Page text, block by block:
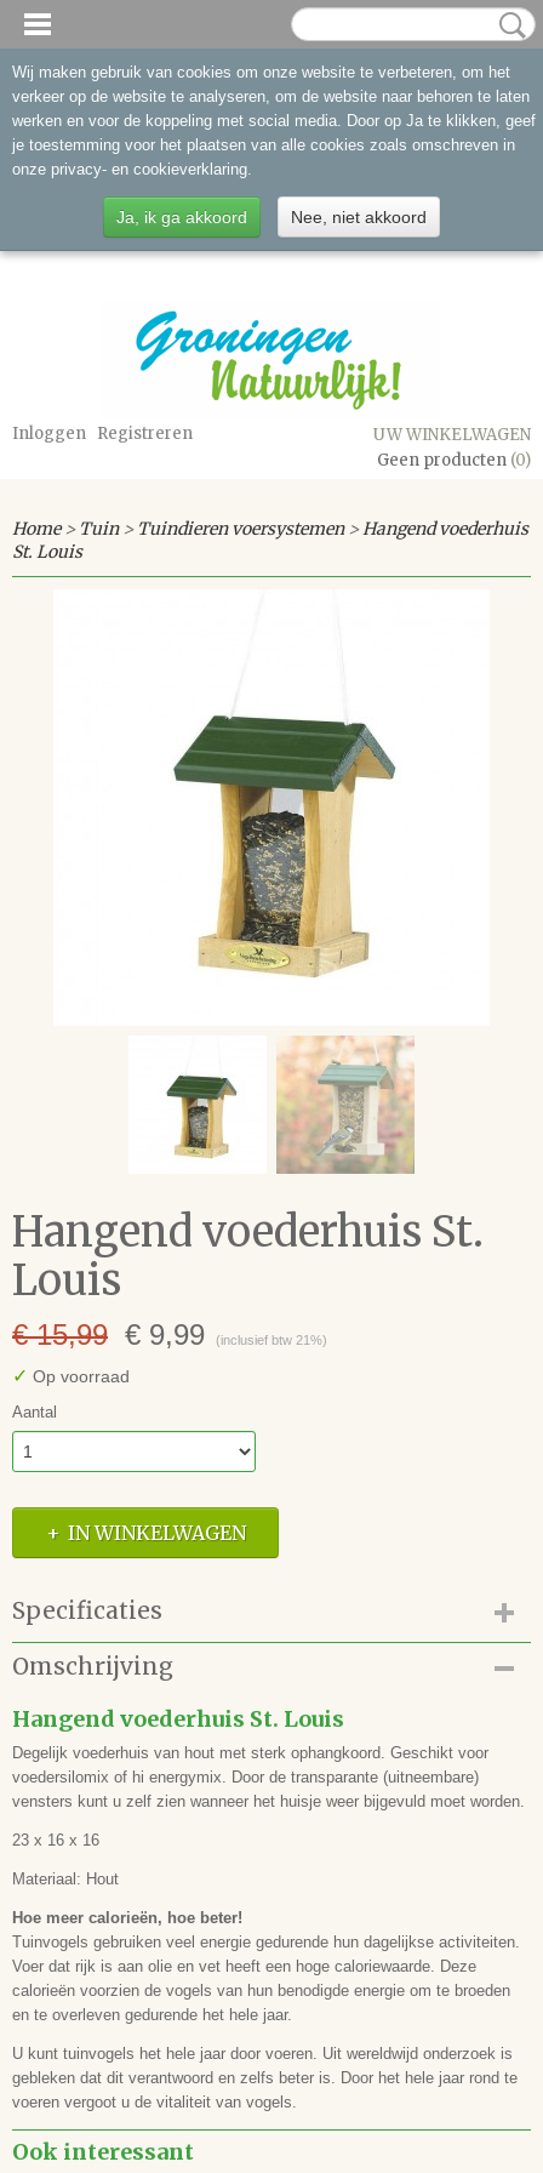
Inloggen Registreren
UW WINKELWAGEN
Geen producten (0)
Home> Tuin> Tuindieren voersystemen>Hangend voederhuis
St. Louis
Hangend voederhuis St.
Louis
€ 15,99 € 9,99 (inclusief btw 21%)
✓ Op voorraad
Aantal
IN WINKELWAGEN
Specificaties
Productcode
930220813
EAN code
8714335900493
Omschrijving
Hangend voederhuis St. Louis
Degelijk voederhuis van hout met sterk ophangkoord. Geschikt voor
voedersilomix of hi energymix. Door de transparante (uitneembare)
vensters kunt u zelf zien wanneer het huisje weer bijgevuld moet worden.
23 x 16 x 16
Materiaal: Hout
Hoe meer calorieën, hoe beter!
Tuinvogels gebruiken veel energie gedurende hun dagelijkse activiteiten.
Voer dat rijk is aan olie en vet heeft een hoge caloriewaarde. Deze
calorieën voorzien de vogels van hun benodigde energie om te broeden
en te overleven gedurende het hele jaar.
U kunt tuinvogels het hele jaar door voeren. Uit wereldwijd onderzoek is
gebleken dat dit verantwoord en zelfs beter is. Door het hele jaar rond te
voeren vergoot u de vitaliteit van vogels.
Ook interessant
Wij maken gebruik van cookies om onze website te verbeteren, om het
verkeer op de website te analyseren, om de website naar behoren te laten
werken en voor de koppeling met social media. Door op Ja te klikken, geef
je toestemming voor het plaatsen van alle cookies zoals omschreven in
onze privacy- en cookieverklaring.
Ja, ik ga akkoord Nee, niet akkoord